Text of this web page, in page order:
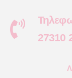
27310